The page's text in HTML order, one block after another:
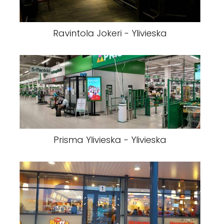
Ravintola Jokeri - Ylivieska
Prisma Ylivieska - Ylivieska